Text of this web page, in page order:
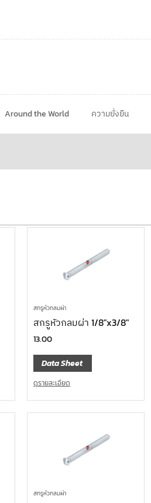
Around the World ความยั่งยืน
สกรูหัวกลมผ่า
สกรูหัวกลมผ่า 1/8″x3/8″
13.00
Data Sheet
ดูรายละเอียด
สกรูหัวกลมผ่า